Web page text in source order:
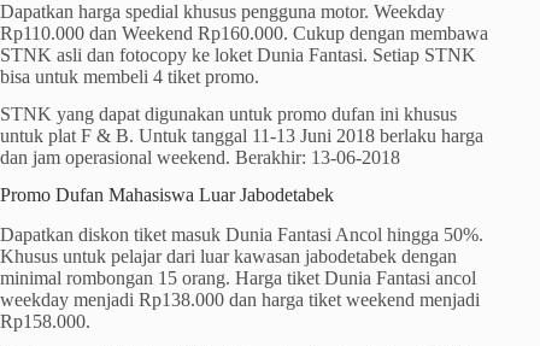
Dapatkan harga spedial khusus pengguna motor. Weekday
Rp110.000 dan Weekend Rp160.000. Cukup dengan membawa
STNK asli dan fotocopy ke loket Dunia Fantasi. Setiap STNK
bisa untuk membeli 4 tiket promo.
STNK yang dapat digunakan untuk promo dufan ini khusus
untuk plat F & B. Untuk tanggal 11-13 Juni 2018 berlaku harga
dan jam operasional weekend. Berakhir: 13-06-2018
Promo Dufan Mahasiswa Luar Jabodetabek
Dapatkan diskon tiket masuk Dunia Fantasi Ancol hingga 50%.
Khusus untuk pelajar dari luar kawasan jabodetabek dengan
minimal rombongan 15 orang. Harga tiket Dunia Fantasi ancol
weekday menjadi Rp138.000 dan harga tiket weekend menjadi
Rp158.000.